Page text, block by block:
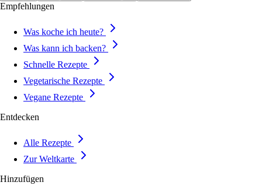
Empfehlungen
Was koche ich heute?
Was kann ich backen?
Schnelle Rezepte
Vegetarische Rezepte
Vegane Rezepte
Entdecken
Alle Rezepte
Zur Weltkarte
Hinzufügen